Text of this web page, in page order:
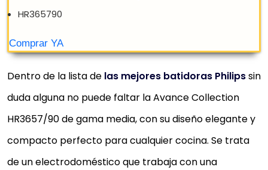
Dentro de la lista de las mejores batidoras Philipssin
duda alguna no puede faltar la Avance Collection
HR3657/90 de gama media, con su diseño elegante y
compacto perfecto para cualquier cocina. Se trata
de un electrodoméstico que trabaja con una